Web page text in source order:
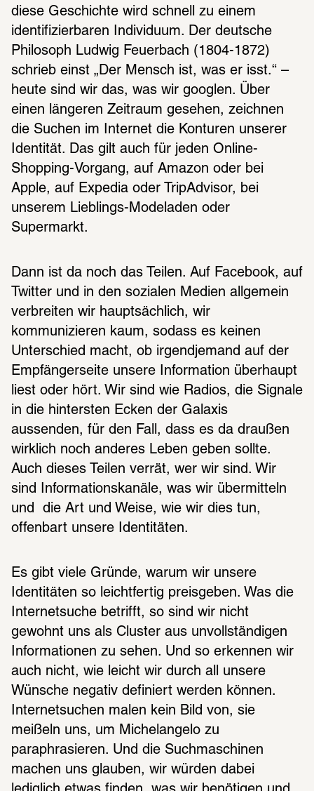
diese Geschichte wird schnell zu einem
identifizierbaren Individuum. Der deutsche
Philosoph Ludwig Feuerbach (1804-1872)
schrieb einst „Der Mensch ist, was er isst.“ –
heute sind wir das, was wir googlen. Über
einen längeren Zeitraum gesehen, zeichnen
die Suchen im Internet die Konturen unserer
Identität. Das gilt auch für jeden Online-
Shopping-Vorgang, auf Amazon oder bei
Apple, auf Expedia oder TripAdvisor, bei
unserem Lieblings-Modeladen oder
Supermarkt.
Dann ist da noch das Teilen. Auf Facebook, auf
Twitter und in den sozialen Medien allgemein
verbreiten wir hauptsächlich, wir
kommunizieren kaum, sodass es keinen
Unterschied macht, ob irgendjemand auf der
Empfängerseite unsere Information überhaupt
liest oder hört. Wir sind wie Radios, die Signale
in die hintersten Ecken der Galaxis
aussenden, für den Fall, dass es da draußen
wirklich noch anderes Leben geben sollte.
Auch dieses Teilen verrät, wer wir sind. Wir
sind Informationskanäle, was wir übermitteln
und  die Art und Weise, wie wir dies tun,
offenbart unsere Identitäten.
Es gibt viele Gründe, warum wir unsere
Identitäten so leichtfertig preisgeben. Was die
Internetsuche betrifft, so sind wir nicht
gewohnt uns als Cluster aus unvollständigen
Informationen zu sehen. Und so erkennen wir
auch nicht, wie leicht wir durch all unsere
Wünsche negativ definiert werden können.
Internetsuchen malen kein Bild von, sie
meißeln uns, um Michelangelo zu
paraphrasieren. Und die Suchmaschinen
machen uns glauben, wir würden dabei